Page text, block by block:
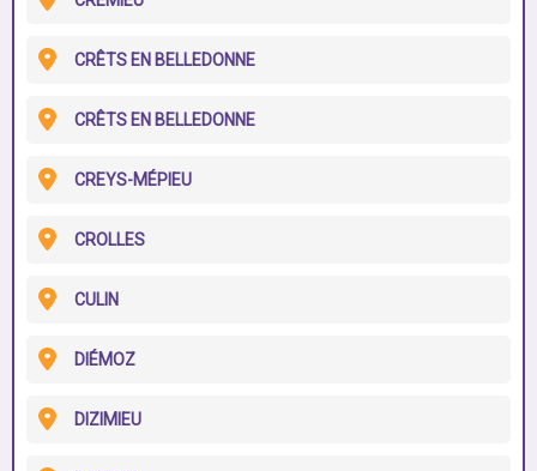
CRÊTS EN BELLEDONNE
CRÊTS EN BELLEDONNE
CREYS-MÉPIEU
CROLLES
CULIN
DIÉMOZ
DIZIMIEU